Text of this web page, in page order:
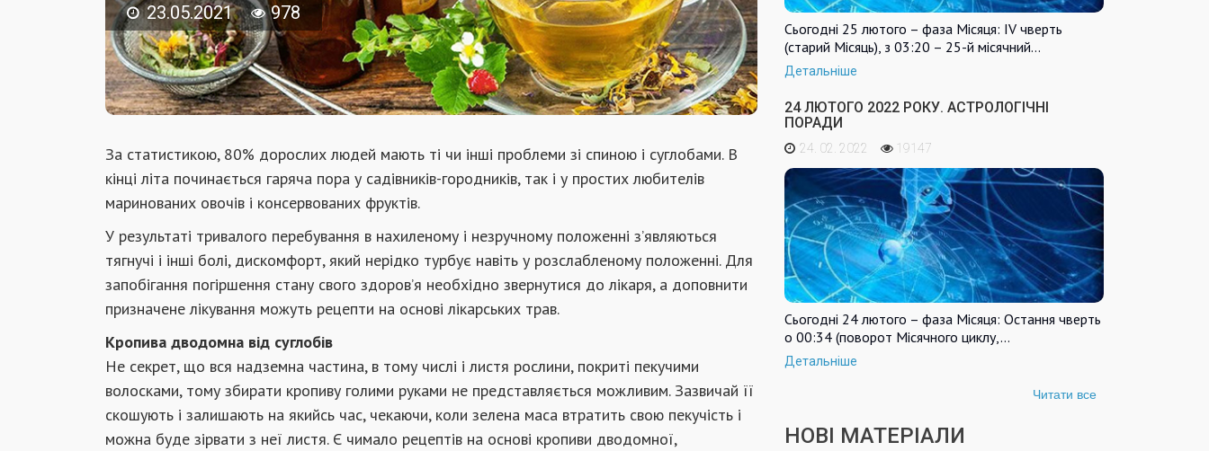
23.05.2021 978
За статистикою, 80% дорослих людей мають ті чи інші проблеми зі спиною і суглобами. В
кінці літа починається гаряча пора у садівників-городників, так і у простих любителів
маринованих овочів і консервованих фруктів.
У результаті тривалого перебування в нахиленому і незручному положенні з’являються
тягнучі і інші болі, дискомфорт, який нерідко турбує навіть у розслабленому положенні. Для
запобігання погіршення стану свого здоров’я необхідно звернутися до лікаря, а доповнити
призначене лікування можуть рецепти на основі лікарських трав.
Кропива дводомна від суглобів
Не секрет, що вся надземна частина, в тому числі і листя рослини, покриті пекучими
волосками, тому збирати кропиву голими руками не представляється можливим. Зазвичай її
скошують і залишають на якийсь час, чекаючи, коли зелена маса втратить свою пекучість і
можна буде зірвати з неї листя. Є чимало рецептів на основі кропиви дводомної,
Сьогодні 25 лютого – фаза Місяця: IV чверть
(старий Місяць), з 03:20 – 25-й місячний…
Детальніше
24 ЛЮТОГО 2022 РОКУ. АСТРОЛОГІЧНІ
ПОРАДИ
24. 02. 2022 19147
Сьогодні 24 лютого – фаза Місяця: Остання чверть
о 00:34 (поворот Місячного циклу,…
Детальніше
Читати все
НОВІ МАТЕРІАЛИ